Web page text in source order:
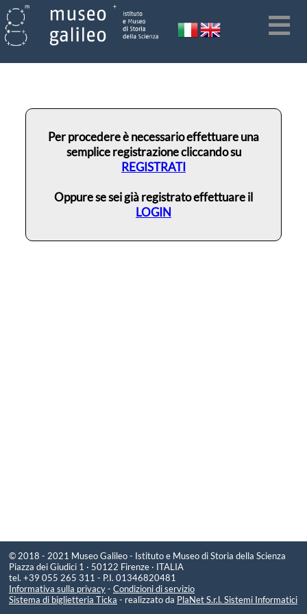
Per procedere è necessario effettuare una
semplice registrazione cliccando su
REGISTRATI
Oppure se sei già registrato effettuare il
LOGIN
© 2018 - 2021 Museo Galileo - Istituto e Museo di Storia della Scienza
Piazza dei Giudici 1 · 50122 Firenze · ITALIA
tel. +39 055 265 311 - P.I. 01346820481
Informativa sulla privacy- Condizioni di servizio
Sistema di biglietteria Ticka - realizzato da PlaNet S.r.l. Sistemi Informatici